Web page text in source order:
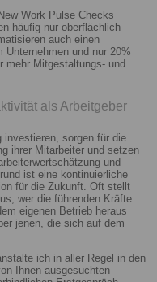
Work Pulse Checks
häufig nur oberflächlich
auch einen
Unternehmen und nur 20%
mehr Mitgestaltungs- und
als Arbeitgeber
investieren, sorgen für die
ihrer Mitarbeiter und setzen
und
ist eine kontinuierliche
für die Zukunft. Oft stellt
wer die führenden Kräfte
eigenen Betrieb heraus
jenen, die sich auf dem
ich in aller Regel in den
Ihnen ausgesuchten